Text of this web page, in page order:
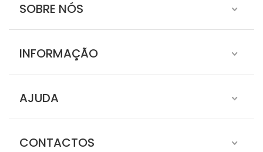
SOBRE NÓS
INFORMAÇÃO
AJUDA
CONTACTOS